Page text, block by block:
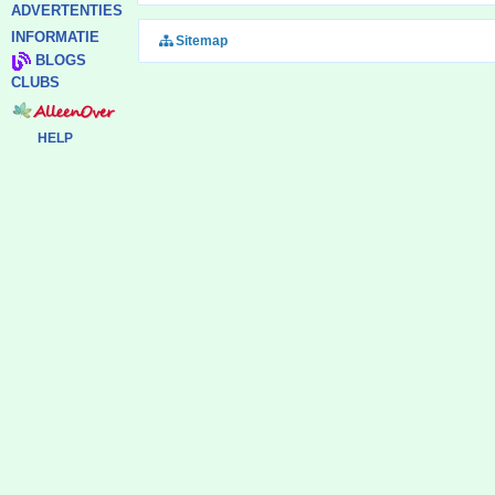
ADVERTENTIES
INFORMATIE
BLOGS
CLUBS
HELP
Sitemap